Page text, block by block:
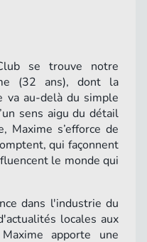
se trouve notre
(32 ans), dont la
va au-delà du simple
sens aigu du détail
Maxime s’efforce de
qui façonnent
le monde qui
dans l'industrie du
locales aux
apporte une